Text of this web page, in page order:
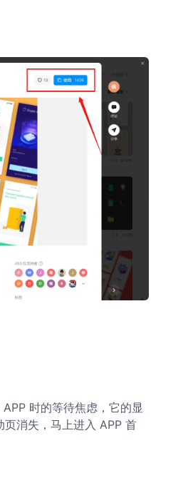
时的等待焦虑，它的显
消失，马上进入 APP 首